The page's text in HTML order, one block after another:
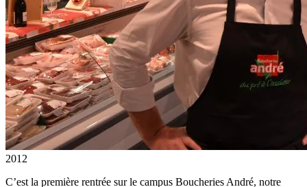
2012
C’est la première rentrée sur le campus Boucheries André, notre